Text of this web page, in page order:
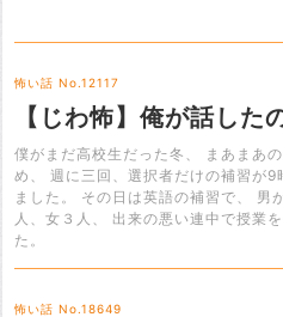
怖い話 No.12117
【じわ怖】俺が話した
僕がまだ高校生だった冬、 まあまあ
め、 週に三回、選択者だけの補習が9
ました。 その日は英語の補習で、 男
人、女３人、 出来の悪い連中で授業
た。
怖い話 No.18649